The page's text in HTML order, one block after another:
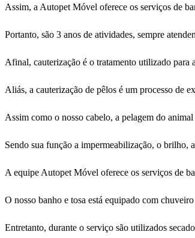
Assim, a Autopet Móvel oferece os serviços de
Portanto, são 3 anos de atividades, sempre
Afinal, cauterização é o tratamento utilizado para
Aliás, a cauterização de pêlos é um processo de
Assim como o nosso cabelo, a pelagem do
Sendo sua função a impermeabilização, o brilho,
A equipe Autopet Móvel oferece os serviços de
O nosso banho e tosa está equipado com
Entretanto, durante o serviço são utilizados